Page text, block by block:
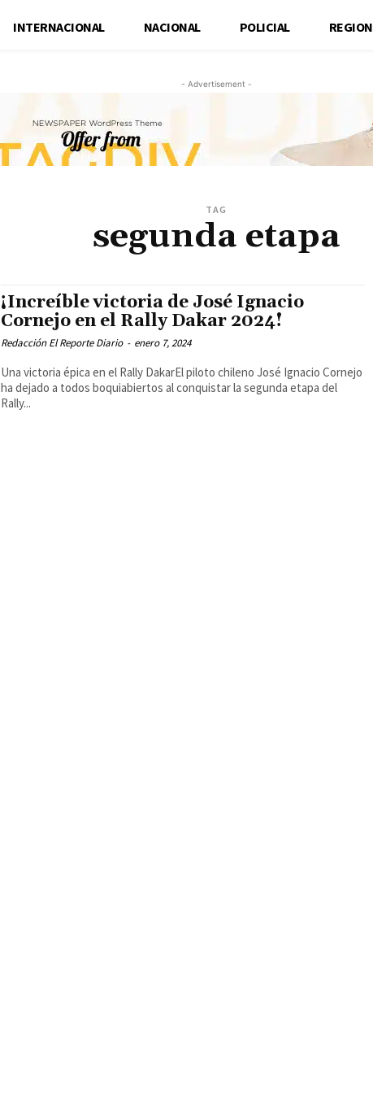
INTERNACIONAL NACIONAL POLICIAL REGION
- Advertisement -
TAG
segunda etapa
¡Increíble victoria de José Ignacio
Cornejo en el Rally Dakar 2024!
Redacción El Reporte Diario - enero 7, 2024
Una victoria épica en el Rally DakarEl piloto chileno José Ignacio Cornejo
ha dejado a todos boquiabiertos al conquistar la segunda etapa del
Rally...